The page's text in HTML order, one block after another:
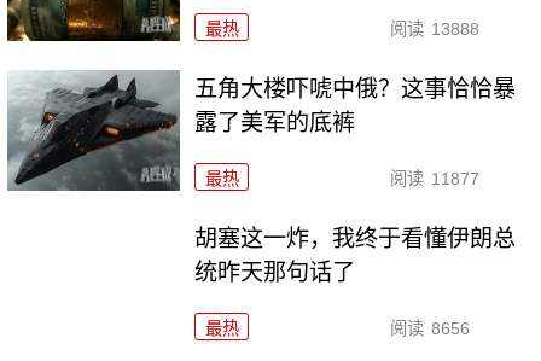
最热 阅读 13888
五角大楼吓唬中俄？这事恰恰暴
露了美军的底裤
最热 阅读 11877
胡塞这一炸，我终于看懂伊朗总
统昨天那句话了
最热 阅读 8656